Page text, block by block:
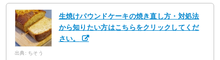
生焼けパウンドケーキの焼き直し方・対処法
から知りたい方はこちらをクリックしてくだ
さい。
出典: ちそう